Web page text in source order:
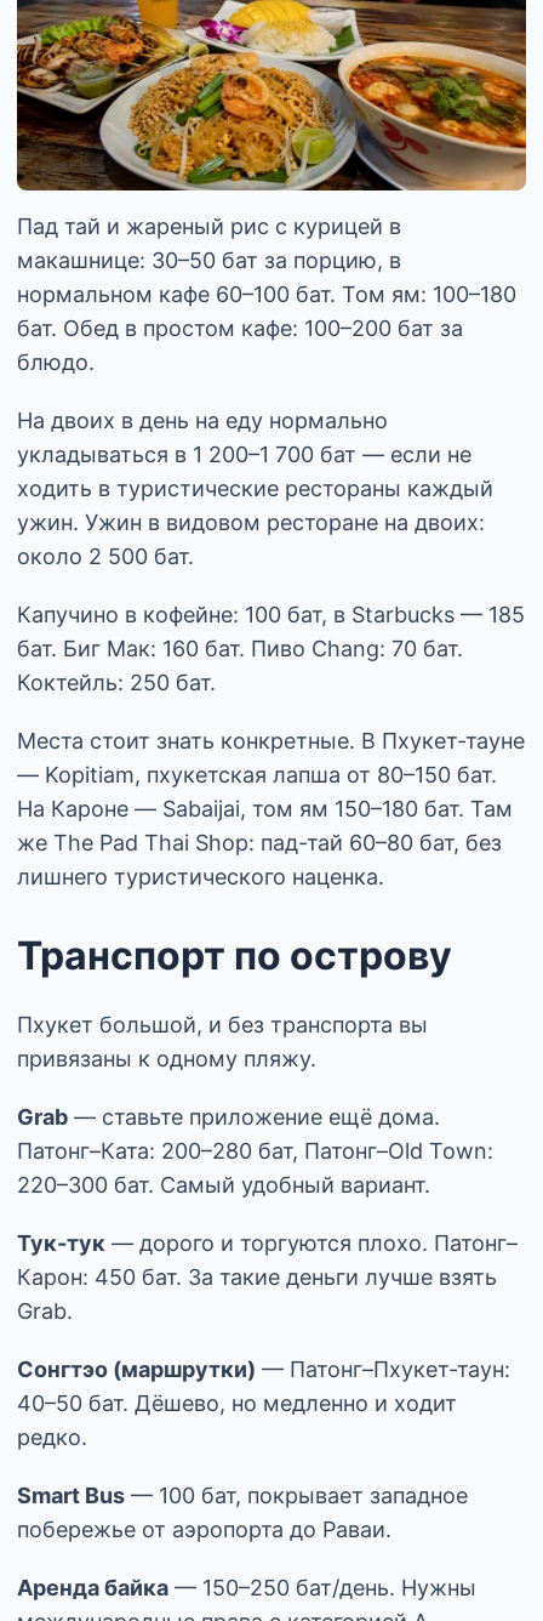
Пад тай и жареный рис с курицей в
макашнице: 30–50 бат за порцию, в
нормальном кафе 60–100 бат. Том ям: 100–180
бат. Обед в простом кафе: 100–200 бат за
блюдо.
На двоих в день на еду нормально
укладываться в 1 200–1 700 бат — если не
ходить в туристические рестораны каждый
ужин. Ужин в видовом ресторане на двоих:
около 2 500 бат.
Капучино в кофейне: 100 бат, в Starbucks — 185
бат. Биг Мак: 160 бат. Пиво Chang: 70 бат.
Коктейль: 250 бат.
Места стоит знать конкретные. В Пхукет-тауне
— Kopitiam, пхукетская лапша от 80–150 бат.
На Кароне — Sabaijai, том ям 150–180 бат. Там
же The Pad Thai Shop: пад-тай 60–80 бат, без
лишнего туристического наценка.
Транспорт по острову
Пхукет большой, и без транспорта вы
привязаны к одному пляжу.
Grab — ставьте приложение ещё дома.
Патонг–Ката: 200–280 бат, Патонг–Old Town:
220–300 бат. Самый удобный вариант.
Тук-тук — дорого и торгуются плохо. Патонг–
Карон: 450 бат. За такие деньги лучше взять
Grab.
Сонгтэо (маршрутки) — Патонг–Пхукет-таун:
40–50 бат. Дёшево, но медленно и ходит
редко.
Smart Bus — 100 бат, покрывает западное
побережье от аэропорта до Раваи.
Аренда байка — 150–250 бат/день. Нужны